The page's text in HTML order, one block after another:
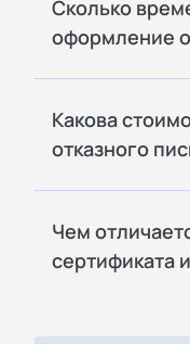
Сколько
оформление
Какова
отказного
Чем
сертификата